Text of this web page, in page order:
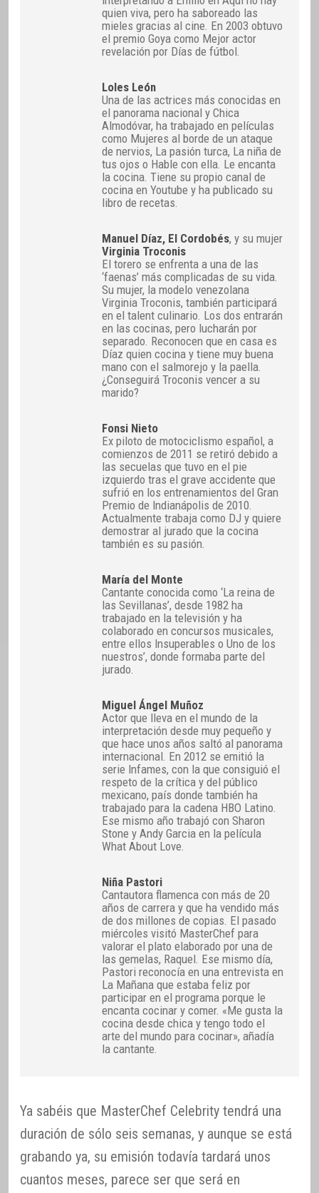
quien viva, pero ha saboreado las
mieles gracias al cine. En 2003 obtuvo
el premio Goya como Mejor actor
revelación por Días de fútbol.
Loles León
Una de las actrices más conocidas en
el panorama nacional y Chica
Almodóvar, ha trabajado en películas
como Mujeres al borde de un ataque
de nervios, La pasión turca, La niña de
tus ojos o Hable con ella. Le encanta
la cocina. Tiene su propio canal de
cocina en Youtube y ha publicado su
libro de recetas.
Manuel Díaz, El Cordobés, y su mujer
Virginia Troconis
El torero se enfrenta a una de las
‘faenas’ más complicadas de su vida.
Su mujer, la modelo venezolana
Virginia Troconis, también participará
en el talent culinario. Los dos entrarán
en las cocinas, pero lucharán por
separado. Reconocen que en casa es
Díaz quien cocina y tiene muy buena
mano con el salmorejo y la paella.
¿Conseguirá Troconis vencer a su
marido?
Fonsi Nieto
Ex piloto de motociclismo español, a
comienzos de 2011 se retiró debido a
las secuelas que tuvo en el pie
izquierdo tras el grave accidente que
sufrió en los entrenamientos del Gran
Premio de Indianápolis de 2010.
Actualmente trabaja como DJ y quiere
demostrar al jurado que la cocina
también es su pasión.
María del Monte
Cantante conocida como ‘La reina de
las Sevillanas’, desde 1982 ha
trabajado en la televisión y ha
colaborado en concursos musicales,
entre ellos Insuperables o Uno de los
nuestros’, donde formaba parte del
jurado.
Miguel Ángel Muñoz
Actor que lleva en el mundo de la
interpretación desde muy pequeño y
que hace unos años saltó al panorama
internacional. En 2012 se emitió la
serie Infames, con la que consiguió el
respeto de la crítica y del público
mexicano, país donde también ha
trabajado para la cadena HBO Latino.
Ese mismo año trabajó con Sharon
Stone y Andy Garcia en la película
What About Love.
Niña Pastori
Cantautora flamenca con más de 20
años de carrera y que ha vendido más
de dos millones de copias. El pasado
miércoles visitó MasterChef para
valorar el plato elaborado por una de
las gemelas, Raquel. Ese mismo día,
Pastori reconocía en una entrevista en
La Mañana que estaba feliz por
participar en el programa porque le
encanta cocinar y comer. «Me gusta la
cocina desde chica y tengo todo el
arte del mundo para cocinar», añadía
la cantante.
Ya sabéis que MasterChef Celebrity tendrá una
duración de sólo seis semanas, y aunque se está
grabando ya, su emisión todavía tardará unos
cuantos meses, parece ser que será en